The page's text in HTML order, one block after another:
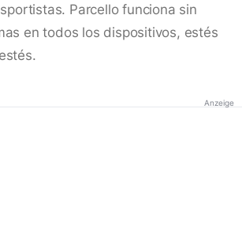
Parcello funciona sin
en todos los dispositivos, estés
Anzeige